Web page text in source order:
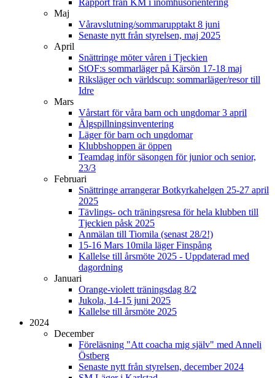
Rapport från KM i inomhusorientering
Maj
Våravslutning/sommarupptakt 8 juni
Senaste nytt från styrelsen, maj 2025
April
Snättringe möter våren i Tjeckien
StOF:s sommarläger på Kärsön 17-18 maj
Riksläger och världscup: sommarläger/resor till
Idre
Mars
Vårstart för våra barn och ungdomar 3 april
Älgspillningsinventering
Läger för barn och ungdomar
Klubbshoppen är öppen
Teamdag inför säsongen för junior och senior,
23/3
Februari
Snättringe arrangerar Botkyrkahelgen 25-27 april
2025
Tävlings- och träningsresa för hela klubben till
Tjeckien påsk 2025
Anmälan till Tiomila (senast 28/2!)
15-16 Mars 10mila läger Finspång
Kallelse till årsmöte 2025 - Uppdaterad med
dagordning
Januari
Orange-violett träningsdag 8/2
Jukola, 14-15 juni 2025
Kallelse till årsmöte 2025
2024
December
Föreläsning "Att coacha mig själv" med Anneli
Östberg
Senaste nytt från styrelsen, december 2024